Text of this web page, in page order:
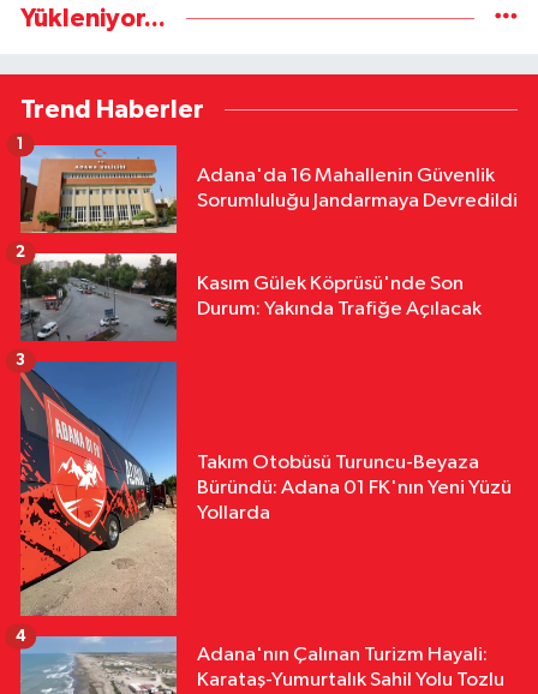
Yükleniyor...
Trend Haberler
Adana'da 16 Mahallenin Güvenlik
Sorumluluğu Jandarmaya Devredildi
1
Kasım Gülek Köprüsü'nde Son
Durum: Yakında Trafiğe Açılacak
2
Takım Otobüsü Turuncu-Beyaza
Büründü: Adana 01 FK'nın Yeni Yüzü
Yollarda
3
Adana'nın Çalınan Turizm Hayali:
Karataş-Yumurtalık Sahil Yolu Tozlu
4